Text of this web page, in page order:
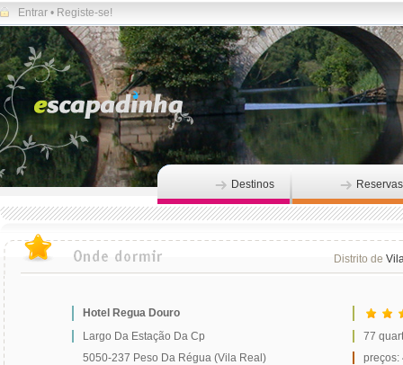
Entrar • Registe-se!
Destinos Reservas
Distrito de
Hotel Regua Douro
Largo Da Estação Da Cp
77
5050-237 Peso Da Régua (Vila Real)
preços: